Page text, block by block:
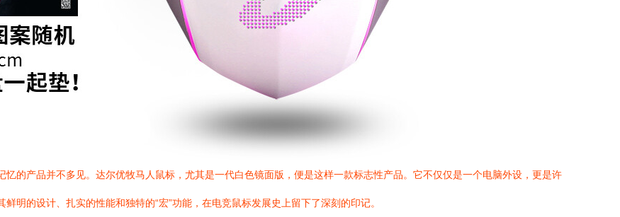
的产品并不多见。达尔优牧马人鼠标，尤其是一代白色镜面版，便是这样一款标志性产品。它不仅仅是一个电脑外设，更是许
明的设计、扎实的性能和独特的“宏”功能，在电竞鼠标发展史上留下了深刻的印记。